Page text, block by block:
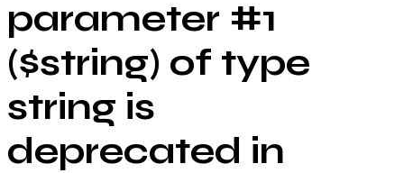
parameter #1
($string) of type
string is
deprecated in